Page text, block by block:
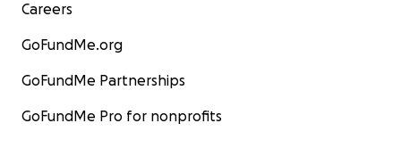
Careers
GoFundMe.org
GoFundMe Partnerships
GoFundMe Pro for nonprofits